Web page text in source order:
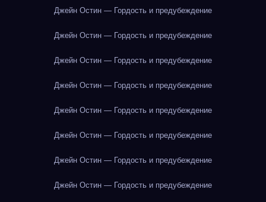
Джейн Остин — Гордость и предубеждение
Джейн Остин — Гордость и предубеждение
Джейн Остин — Гордость и предубеждение
Джейн Остин — Гордость и предубеждение
Джейн Остин — Гордость и предубеждение
Джейн Остин — Гордость и предубеждение
Джейн Остин — Гордость и предубеждение
Джейн Остин — Гордость и предубеждение